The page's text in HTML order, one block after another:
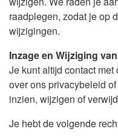
raadplegen, zodat je op
wijzigingen.
Inzage en Wijziging
Je kunt altijd contact
over ons privacybeleid
inzien, wijzigen of
Je hebt de volgende